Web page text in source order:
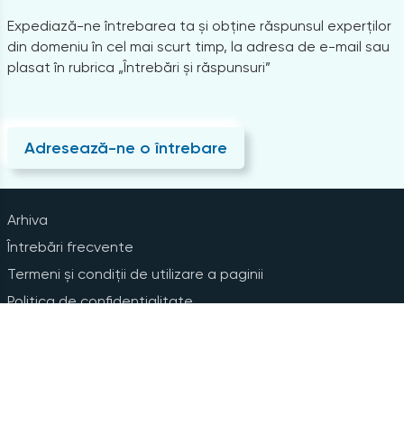
Expediază-ne întrebarea ta și obține răspunsul experților
din domeniu în cel mai scurt timp, la adresa de e-mail sau
plasat în rubrica „Întrebări și răspunsuri”
Adresează-ne o întrebare
Arhiva
Întrebări frecvente
Termeni și condiții de utilizare a paginii
Politica de confidențialitate